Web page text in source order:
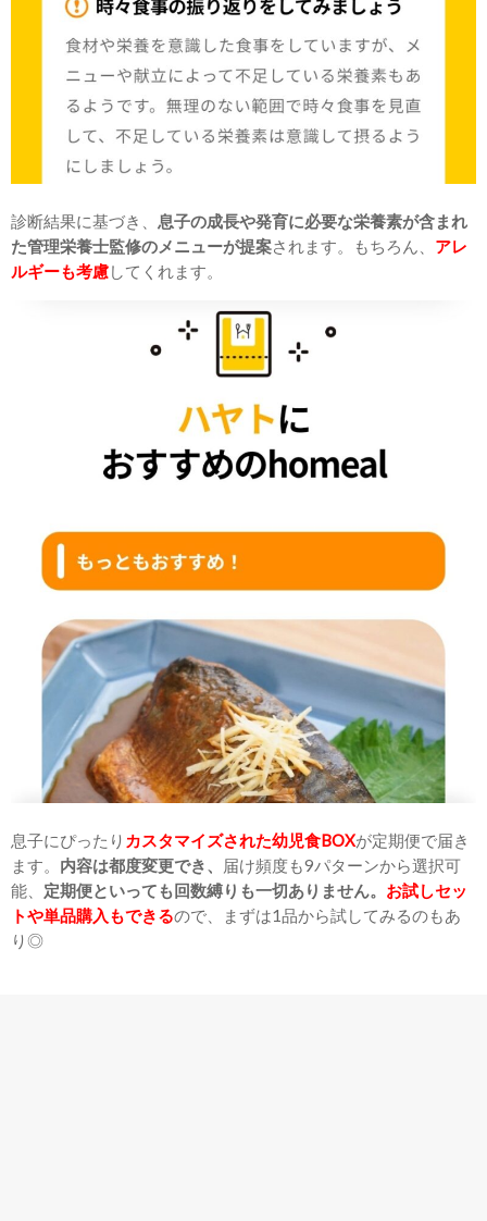
診断結果に基づき、 息子の成長や発育に必要な栄養素が含まれ
た管理栄養士監修のメニューが提案されます。もちろん、 アレ
ルギーも考慮してくれます。
息子にぴったり カスタマイズされた幼児食BOXが定期便で届き
ます。 内容は都度変更でき、
届け頻度も9パターンから選択可
能、 定期便といっても回数縛りも一切ありません。 お試しセッ
トや単品購入もできるので、まずは1品から試してみるのもあ
り◎